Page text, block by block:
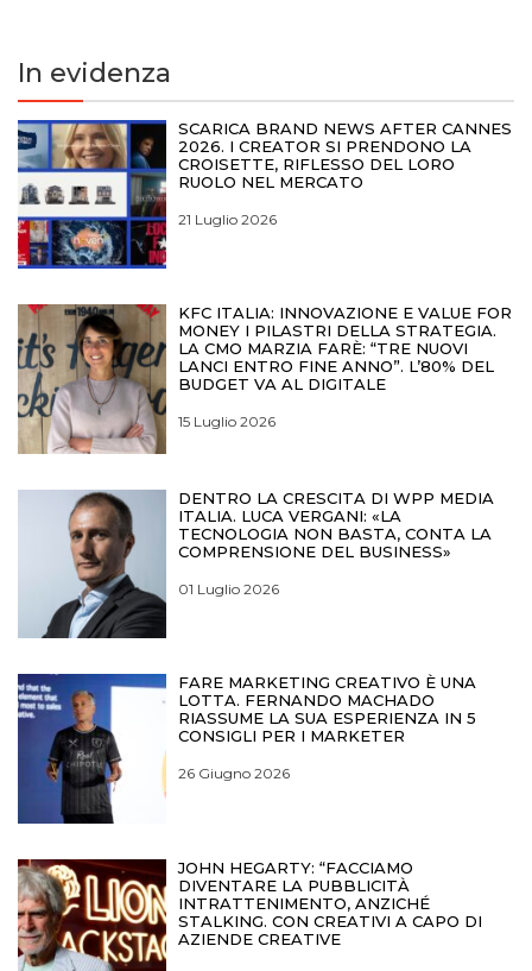
In evidenza
SCARICA BRAND NEWS AFTER CANNES
2026. I CREATOR SI PRENDONO LA
CROISETTE, RIFLESSO DEL LORO
RUOLO NEL MERCATO
21 Luglio 2026
KFC ITALIA: INNOVAZIONE E VALUE FOR
MONEY I PILASTRI DELLA STRATEGIA.
LA CMO MARZIA FARÈ: “TRE NUOVI
LANCI ENTRO FINE ANNO”. L’80% DEL
BUDGET VA AL DIGITALE
15 Luglio 2026
DENTRO LA CRESCITA DI WPP MEDIA
ITALIA. LUCA VERGANI: «LA
TECNOLOGIA NON BASTA, CONTA LA
COMPRENSIONE DEL BUSINESS»
01 Luglio 2026
FARE MARKETING CREATIVO È UNA
LOTTA. FERNANDO MACHADO
RIASSUME LA SUA ESPERIENZA IN 5
CONSIGLI PER I MARKETER
26 Giugno 2026
JOHN HEGARTY: “FACCIAMO
DIVENTARE LA PUBBLICITÀ
INTRATTENIMENTO, ANZICHÉ
STALKING. CON CREATIVI A CAPO DI
AZIENDE CREATIVE